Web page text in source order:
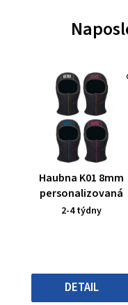
Průměrné
hodnocení
produktu
hvězdiček.
Haubna K01 8mm
personalizovaná
2-4 týdny
DETAIL